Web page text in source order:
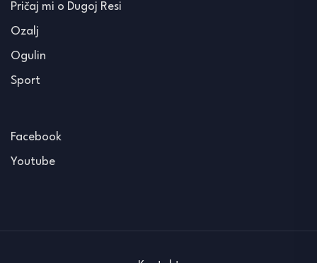
Pričaj mi o Dugoj Resi
Ozalj
Ogulin
Sport
Facebook
Youtube